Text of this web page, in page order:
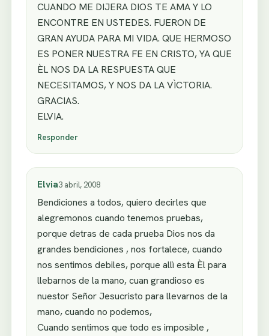
CUANDO ME DIJERA DIOS TE AMA Y LO
ENCONTRE EN USTEDES. FUERON DE
GRAN AYUDA PARA MI VIDA. QUE HERMOSO
ES PONER NUESTRA FE EN CRISTO, YA QUE
ÈL NOS DA LA RESPUESTA QUE
NECESITAMOS, Y NOS DA LA VÌCTORIA.
GRACIAS.
ELVIA.
Responder
Elvia3 abril, 2008
Bendiciones a todos, quiero decirles que
alegremonos cuando tenemos pruebas,
porque detras de cada prueba Dios nos da
grandes bendiciones , nos fortalece, cuando
nos sentimos debiles, porque allì esta Èl para
llebarnos de la mano, cuan grandioso es
nuestor Señor Jesucristo para llevarnos de la
mano, cuando no podemos,
Cuando sentimos que todo es imposible ,